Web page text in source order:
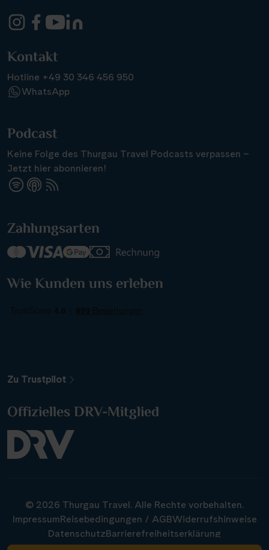
Kontakt
Hotline +49 30 346 456 950
WhatsApp
Podcast
Keine Folge des Thurgau Travel Podcasts verpassen –
Jetzt hier abonnieren!
Zahlungsarten
Wie Kunden uns erleben
Zu Trustpilot
Offizielles DRV-Mitglied
© 2026 Thurgau Travel. Alle Rechte vorbehalten.
ImpressumReisebedingungen / AGBWiderrufshinweise
DatenschutzBarrierefreiheitserklärung
Cookie-Einstellungen ändern
Suchen & Buchen
Reisezeitraum
Reisethema
Alle Sehenswürdigkeiten
Abfahrtshafen